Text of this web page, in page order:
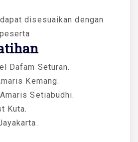
disesuaikan dengan
Dafam Seturan.
Kemang.
Setiabudhi.
Kuta.